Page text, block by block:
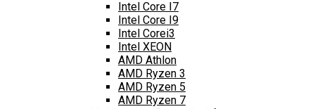
Intel Core I7
Intel Core I9
Intel Corei3
Intel XEON
AMD Athlon
AMD Ryzen 3
AMD Ryzen 5
AMD Ryzen 7